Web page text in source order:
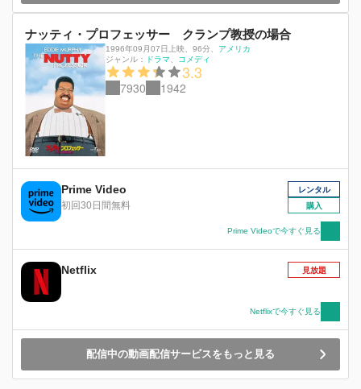
ナッティ・プロフェッサー クランプ教授の場合
1996年09月07日上映 96分
アメリカ
ジャンル：
ドラマ コメディ
3.3
7930 1942
Prime Video
初回30日間無料
レンタル
購入
Prime Videoで今すぐ見る
Netflix 見放題
Netflixで今すぐ見る
配信中の動画配信サービスをもっと見る